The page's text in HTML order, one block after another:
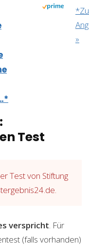
»
Test
Test von Stiftung
verspricht . Für
(falls vorhanden)